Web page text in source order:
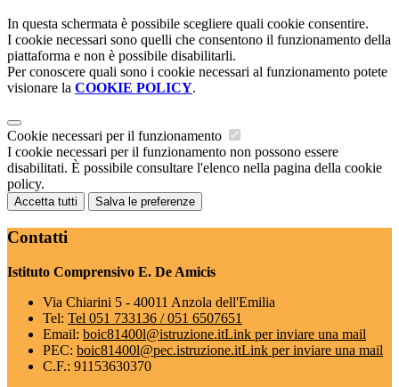
In questa schermata è possibile scegliere quali cookie consentire.
I cookie necessari sono quelli che consentono il funzionamento della
piattaforma e non è possibile disabilitarli.
Per conoscere quali sono i cookie necessari al funzionamento potete
visionare la COOKIE POLICY.
Cookie necessari per il funzionamento
I cookie necessari per il funzionamento non possono essere
disabilitati. È possibile consultare l'elenco nella pagina della cookie
policy.
Accetta tutti Salva le preferenze
Contatti
Istituto Comprensivo E. De Amicis
Via Chiarini 5 - 40011 Anzola dell'Emilia
Tel: Tel 051 733136 / 051 6507651
Email: boic81400l@istruzione.itLink per inviare una mail
PEC: boic81400l@pec.istruzione.itLink per inviare una mail
C.F.: 91153630370